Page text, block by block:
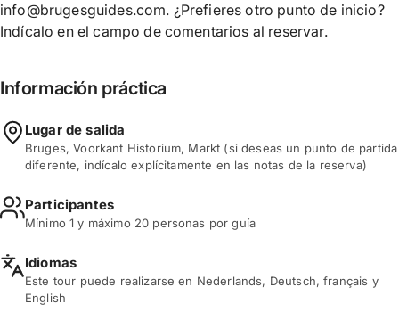
info@brugesguides.com. ¿Prefieres otro punto de inicio?
Indícalo en el campo de comentarios al reservar.
Información práctica
Lugar de salida
Bruges, Voorkant Historium, Markt (si deseas un punto de partida
diferente, indícalo explícitamente en las notas de la reserva)
Participantes
Mínimo 1 y máximo 20 personas por guía
Idiomas
Este tour puede realizarse en Nederlands, Deutsch, français y
English